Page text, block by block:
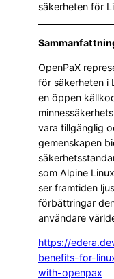
säkerheten för
OpenPaX
för säkerheten i
en öppen
vara tillgänglig
gemenskapen
som Alpine
ser framtiden
förbättringar
användare
https://
benefits-for-
with-openpax